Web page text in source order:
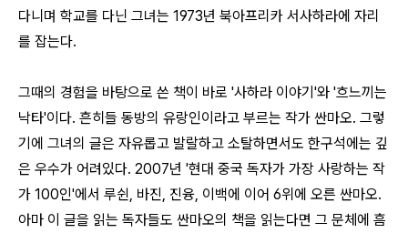
다니며 학교를 다닌 그녀는 1973년 북아프리카 서사하라에 자리
를 잡는다.
그때의 경험을 바탕으로 쓴 책이 바로 '사하라 이야기'와 '흐느끼는
낙타'이다. 흔히들 동방의 유랑인이라고 부르는 작가 싼마오. 그렇
기에 그녀의 글은 자유롭고 발랄하고 소탈하면서도 한구석에는 깊
은 우수가 어려있다. 2007년 '현대 중국 독자가 가장 사랑하는 작
가 100인'에서 루쉰, 바진, 진융, 이백에 이어 6위에 오른 싼마오.
아마 이 글을 읽는 독자들도 싼마오의 책을 읽는다면 그 문체에 흠